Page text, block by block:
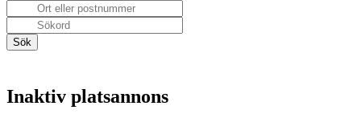
Inaktiv platsannons